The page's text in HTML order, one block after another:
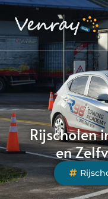
Rijscholen
en